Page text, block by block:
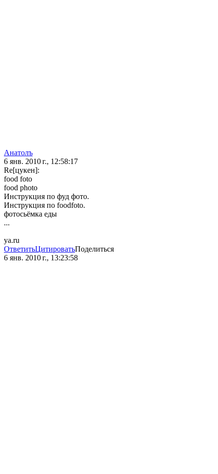
Анатолъ
6 янв. 2010 г., 12:58:17
Re[цукен]:
food foto
food photo
Инструкция по фуд фото.
Инструкция по foodfoto.
фотосьёмка еды
...
ya.ru
ОтветитьЦитироватьПоделиться
6 янв. 2010 г., 13:23:58